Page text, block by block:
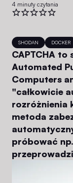
4 minuty czytania
SHODAN DOCKER
CAPTCHA
Automated
Computers
"całkowicie
rozróżnienia
metoda
próbować